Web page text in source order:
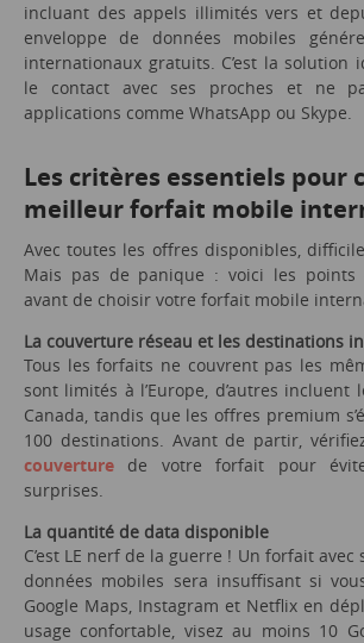
incluant des appels illimités vers et
enveloppe de données mobiles
internationaux gratuits. C’est la solution
le contact avec ses proches et ne
applications comme WhatsApp ou Skype.
Les critères essentiels pour
meilleur forfait mobile
Avec toutes les offres disponibles,
Mais pas de panique : voici les points
avant de choisir votre forfait mobile
La couverture réseau et les destinations
Tous les forfaits ne couvrent pas les
sont limités à l’Europe, d’autres incluent
Canada, tandis que les offres premium
100 destinations. Avant de partir,
couverture de votre forfait pour
surprises.
La quantité de data disponible
C’est LE nerf de la guerre ! Un forfait avec
données mobiles sera insuffisant si
Google Maps, Instagram et Netflix en
usage confortable, visez au moins 10